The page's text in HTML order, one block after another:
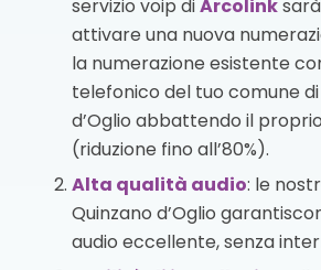
servizio voip diArcolink
attivare una nuova
la numerazione esistente
telefonico del tuo comune di
d’Oglio abbattendo il
(riduzione fino all’80%).
Alta qualità audio: le
Quinzano d’Oglio
audio eccellente, senza